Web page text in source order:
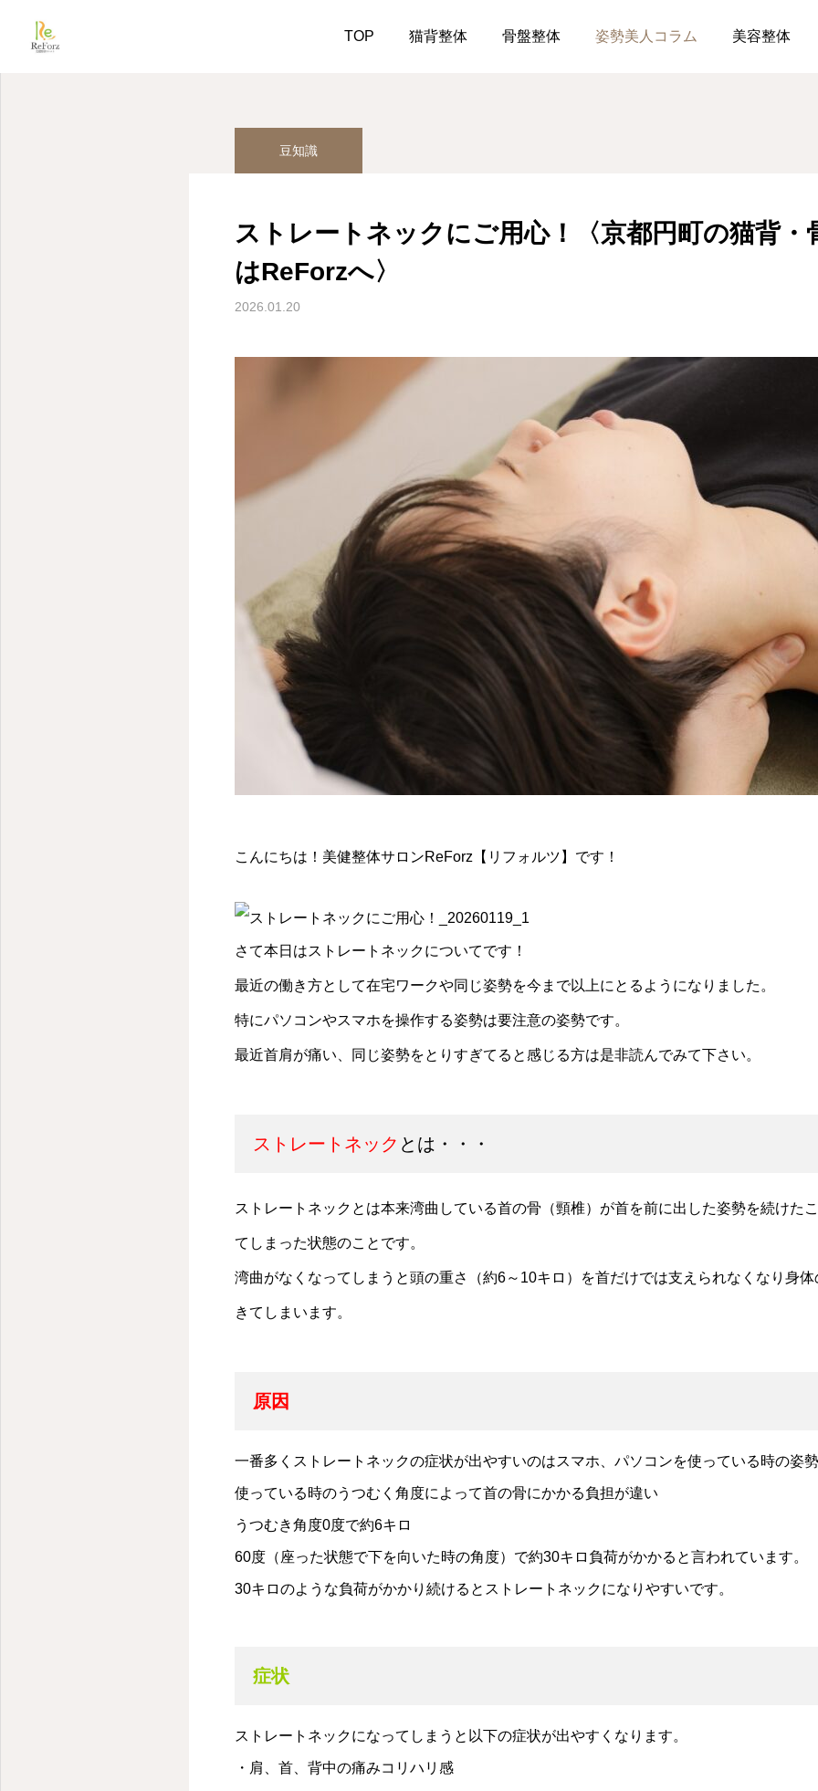
TOP 猫背整体 骨盤整体 姿勢美人コラム 美容整体
豆知識 ストレートネックにご用心！〈京都円町の猫背・骨盤・美健整体は
豆知識
ストレートネックにご用心！〈京都円町の猫背・
はReForzへ〉
2026.01.20
こんにちは！美健整体サロンReForz【リフォルツ】です！
さて本日はストレートネックについてです！
最近の働き方として在宅ワークや同じ姿勢を今まで以上にとるようになりました。
特にパソコンやスマホを操作する姿勢は要注意の姿勢です。
最近首肩が痛い、同じ姿勢をとりすぎてると感じる方は是非読んでみて下さい。
ストレートネック とは・・・
ストレートネックとは本来湾曲している首の骨（頸椎）が首を前に出した姿勢を続けた
てしまった状態のことです。
湾曲がなくなってしまうと頭の重さ（約6～10キロ）を首だけでは支えられなくなり身
きてしまいます。
原因
一番多くストレートネックの症状が出やすいのはスマホ、パソコンを使っている時の姿
使っている時のうつむく角度によって首の骨にかかる負担が違い
うつむき角度0度で約6キロ
60度（座った状態で下を向いた時の角度）で約30キロ負荷がかかると言われています。
30キロのような負荷がかかり続けるとストレートネックになりやすいです。
症状
ストレートネックになってしまうと以下の症状が出やすくなります。
・肩、首、背中の痛みコリハリ感